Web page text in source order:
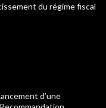
du régime fiscal
d’une